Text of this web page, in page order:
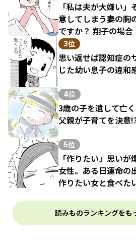
「私は夫が大嫌い
意してしまう妻の胸
ですか？ 翔子の場合
3位
思い返せば認知症の
じた幼い息子の違和
4位
3歳の子を遺して亡
父親が子育てを決意
5位
「作りたい」思い
女性。ある日運命の
作りたい女と食べた
読みものランキングをも